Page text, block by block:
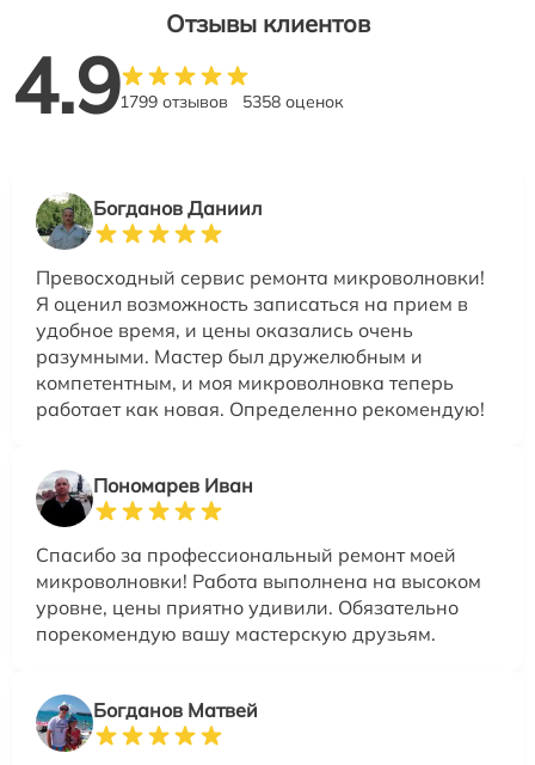
Отзывы клиентов
4.91799 отзывов 5358 оценок
Богданов Даниил
Превосходный сервис ремонта микроволновки!
Я оценил возможность записаться на прием в
удобное время, и цены оказались очень
разумными. Мастер был дружелюбным и
компетентным, и моя микроволновка теперь
работает как новая. Определенно рекомендую!
Пономарев Иван
Спасибо за профессиональный ремонт моей
микроволновки! Работа выполнена на высоком
уровне, цены приятно удивили. Обязательно
порекомендую вашу мастерскую друзьям.
Богданов Матвей